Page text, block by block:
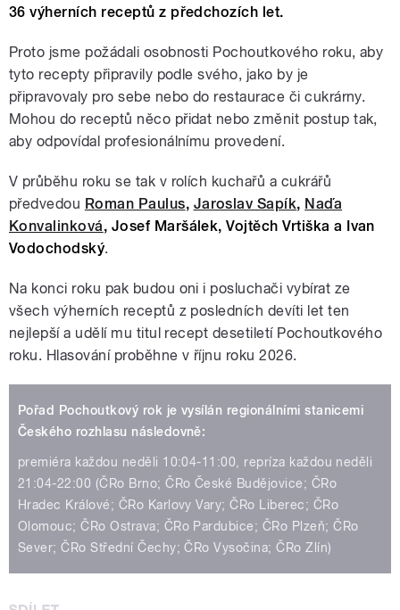
36 výherních receptů z předchozích let.
Proto jsme požádali osobnosti Pochoutkového roku, aby
tyto recepty připravily podle svého, jako by je
připravovaly pro sebe nebo do restaurace či cukrárny.
Mohou do receptů něco přidat nebo změnit postup tak,
aby odpovídal profesionálnímu provedení.
V průběhu roku se tak v rolích kuchařů a cukrářů
předvedou Roman Paulus, Jaroslav Sapík, Naďa
Konvalinková, Josef Maršálek, Vojtěch Vrtiška a Ivan
Vodochodský.
Na konci roku pak budou oni i posluchači vybírat ze
všech výherních receptů z posledních devíti let ten
nejlepší a udělí mu titul recept desetiletí Pochoutkového
roku. Hlasování proběhne v říjnu roku 2026.
Pořad Pochoutkový rok je vysílán regionálními stanicemi
Českého rozhlasu následovně:
premiéra každou neděli 10:04-11:00, repríza každou neděli
21:04-22:00 (ČRo Brno; ČRo České Budějovice; ČRo
Hradec Králové; ČRo Karlovy Vary; ČRo Liberec; ČRo
Olomouc; ČRo Ostrava; ČRo Pardubice; ČRo Plzeň; ČRo
Sever; ČRo Střední Čechy; ČRo Vysočina; ČRo Zlín)